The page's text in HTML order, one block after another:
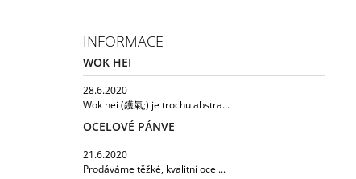
INFORMACE
WOK HEI
28.6.2020
Wok hei (鑊氣;) je trochu abstra...
OCELOVÉ PÁNVE
21.6.2020
Prodáváme těžké, kvalitní ocel...